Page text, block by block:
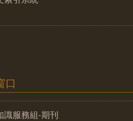
口
識服務組-期刊